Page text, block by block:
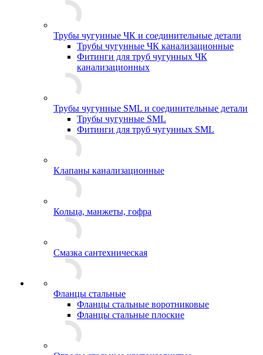
Трубы чугунные ЧК и соединительные детали
Трубы чугунные ЧК канализационные
Фитинги для труб чугунных ЧК
канализационных
Трубы чугунные SML и соединительные детали
Трубы чугунные SML
Фитинги для труб чугунных SML
Клапаны канализационные
Кольца, манжеты, гофра
Смазка сантехническая
Фланцы стальные
Фланцы стальные воротниковые
Фланцы стальные плоские